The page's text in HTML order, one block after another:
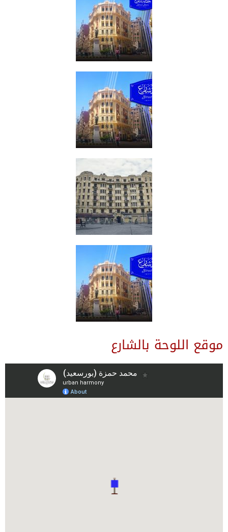
موقع اللوحة بالشارع